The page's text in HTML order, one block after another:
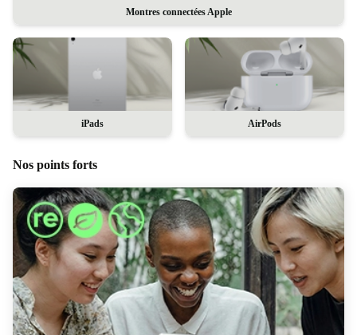
Montres connectées Apple
iPads AirPods
Nos points forts